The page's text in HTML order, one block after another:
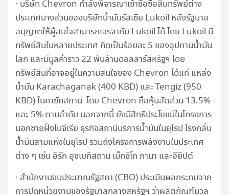
· บริษัท Chevron กำลังพิจารณาเข้าซื้อซื้อสินทรัพย์ต่าง
ประเทศบางส่วนของบริษัทน้ำมันรัสเซีย Lukoil หลังรัฐบาล
อนุญาตให้ผู้สนใจสามารถเจรจากับ Lukoil ได้ โดย Lukoil มี
ทรัพย์สินในหลายประเทศ คิดเป็นร้อยละ 5 ของอุปทานน้ำมัน
โลก และมีมูลค่าราว 22 พันล้านดอลลาร์สหรัฐฯ โดย
ทรัพย์สินที่อาจอยู่ในความสนใจของ Chevron ได้แก่ แหล่ง
น้ำมัน Karachaganak (400 KBD) และ Tengiz (950
KBD) ในคาซัคสถาน โดย Chevron ถือหุ้นสัดส่วน 13.5%
และ 5% ตามลำดับ นอกจากนี้ ยังมีสิทธิประโยชน์ในโครงการ
นอกชายฝั่งไนจีเรีย ธุรกิจสถานีบริการน้ำมันในยุโรป โรงกลั่น
น้ำมันสามแห่งในยุโรป รวมถึงโครงการพลังงานในประเทศ
ต่าง ๆ เช่น อิรัก อุซเบกิสถาน เม็กซิโก กานา และอียิปต์
· สำนักงานงบประมาณรัฐสภา (CBO) ประเมินผลกระทบจาก
การปิดหน่วยงานของรัฐบาลกลางสหรัฐฯ ว่าผลิตภัณฑ์มวล